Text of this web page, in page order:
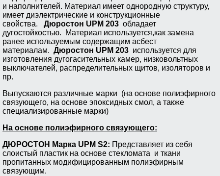
и наполнителей. Материал имеет однородную структуру,
имеет диэлектрические и конструкционные
свойства.
Дюростон UPM 203 обладает
дугостойкостью. Материал используется,как замена
ранее используемым содержащим асбест
материалам. Дюростон UPM 203 используется для
изготовления дугогасительных камер, низковольтных
выключателей, распределительных щитов, изоляторов и
пр.
Выпускаются различные марки (на основе полиэфирного
связующего, на основе эпоксидных смол, а также
специализированные марки)
На основе полиэфирного связующего:
ДЮРОСТОН Марка UPM S2: Представляет из себя
слоистый пластик на основе стекломата и ткани
пропитанных модифицированным полиэфирным
связующим.